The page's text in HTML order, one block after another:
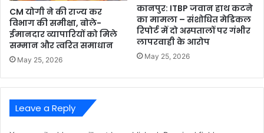
CM योगी ने की राज्य कर
विभाग की समीक्षा, बोले-
ईमानदार व्यापारियों को मिले
सम्मान और त्वरित समाधान
May 25, 2026
कानपुर: ITBP जवान हाथ कटने
का मामला – संशोधित मेडिकल
रिपोर्ट में दो अस्पतालों पर गंभीर
लापरवाही के आरोप
May 25, 2026
Leave a Reply